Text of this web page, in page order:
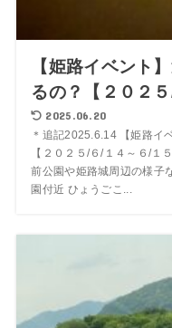
【姫路イベント
るの？【２０２
2025.06.20
＊追記2025.6.14 【姫路イ
【２０２５/６/１４～６/１
前公園や姫路城周辺の様子
園付近 ひょうごこ...